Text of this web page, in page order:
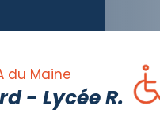
du Maine
- Lycée R.